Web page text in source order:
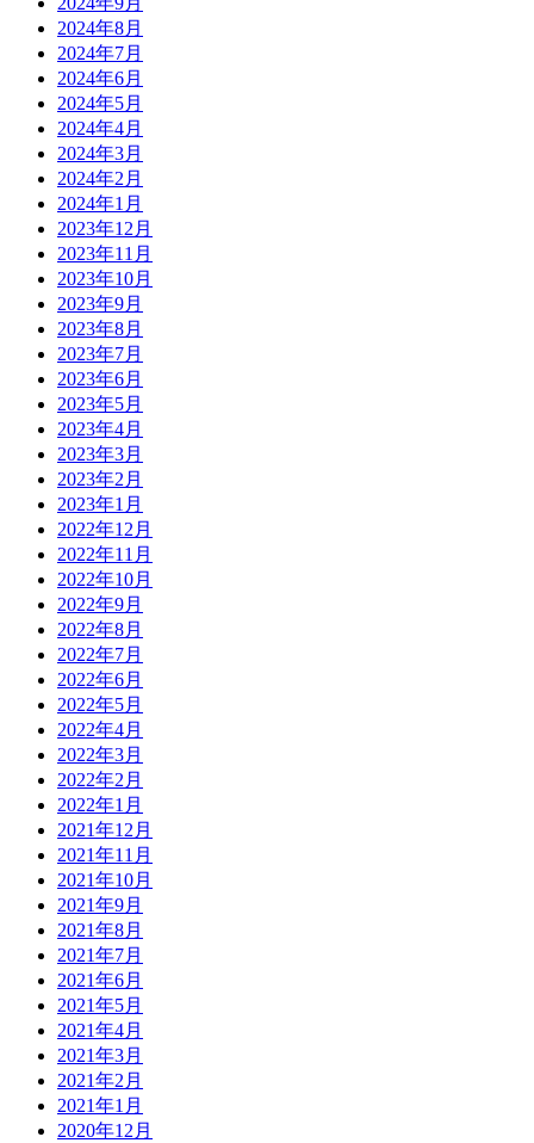
2024年8月
2024年7月
2024年6月
2024年5月
2024年4月
2024年3月
2024年2月
2024年1月
2023年12月
2023年11月
2023年10月
2023年9月
2023年8月
2023年7月
2023年6月
2023年5月
2023年4月
2023年3月
2023年2月
2023年1月
2022年12月
2022年11月
2022年10月
2022年9月
2022年8月
2022年7月
2022年6月
2022年5月
2022年4月
2022年3月
2022年2月
2022年1月
2021年12月
2021年11月
2021年10月
2021年9月
2021年8月
2021年7月
2021年6月
2021年5月
2021年4月
2021年3月
2021年2月
2021年1月
2020年12月